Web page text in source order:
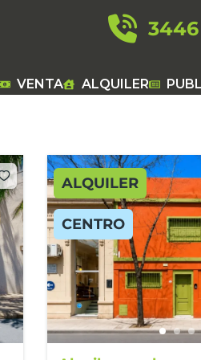
3446
VENTA ALQUILER
ALQUILER
CENTRO